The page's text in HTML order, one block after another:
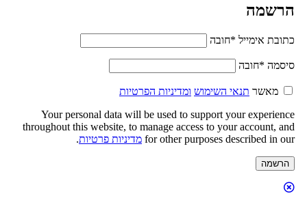
הרשמה
כתובת אימייל *חובה
סיסמה *חובה
מאשר תנאי השימוש ומדיניות הפרטיות
Your personal data will be used to support your experience
throughout this website, to manage access to your account, and
for other purposes described in our מדיניות פרטיות.
הרשמה